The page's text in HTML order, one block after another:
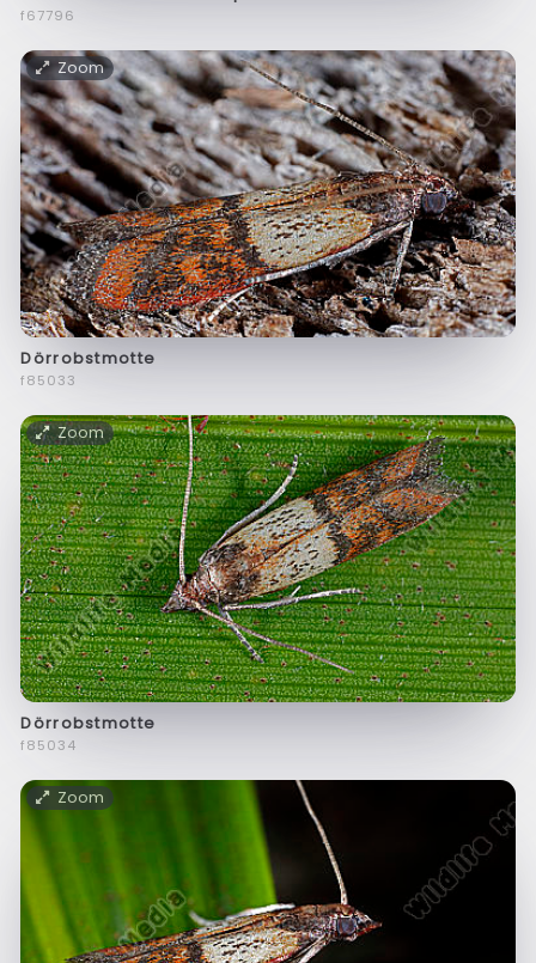
f67796
Zoom
Dörrobstmotte
f85033
Zoom
Dörrobstmotte
f85034
Zoom